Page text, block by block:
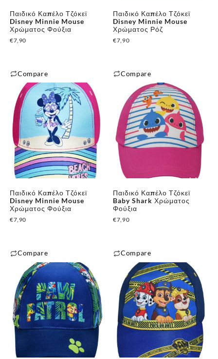
επιλεγούν
στη
σελίδα
προϊόντος
να
επιλεγούν
στη
προϊόντος
Παιδικό Καπέλο Τζόκεϊ
Disney Minnie Mouse
Χρώματος Φούξια
€7,90
Compare
Αυτό
προϊόν
έχει
πολλαπλές
παραλλαγές.
Οι
επιλογές
να
επιλεγούν
στη
προϊόντος
Παιδικό Καπέλο Τζόκεϊ
Disney Minnie Mouse
Χρώματος Ρόζ
€7,90
Compare
προϊόν
έχει
πολλαπλές
παραλλαγές.
Οι
επιλογές
να
επιλεγούν
στη
προϊόντος
Παιδικό Καπέλο Τζόκεϊ
Disney Minnie Mouse
Χρώματος Φούξια
€7,90
Compare
προϊόν
έχει
πολλαπλές
παραλλαγές.
Οι
επιλογές
Παιδικό Καπέλο Τζόκεϊ
Baby Shark Χρώματος
Φούξια
€7,90
Compare
προϊόν
έχει
πολλαπλές
παραλλαγές.
επιλογές